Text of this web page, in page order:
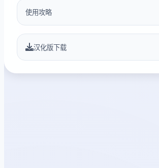
使用攻略
汉化版下载